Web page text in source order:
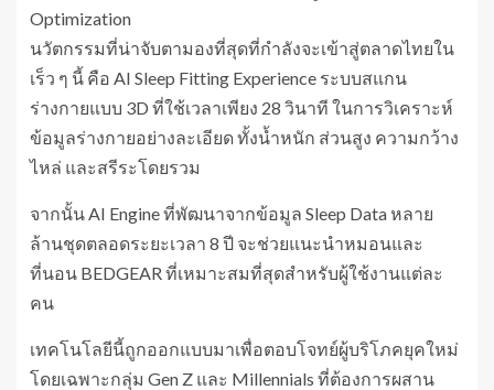
Optimization
นวัตกรรมที่น่าจับตามองที่สุดที่กำลังจะเข้าสู่ตลาดไทยใน
เร็ว ๆ นี้ คือ AI Sleep Fitting Experience ระบบสแกน
ร่างกายแบบ 3D ที่ใช้เวลาเพียง 28 วินาที ในการวิเคราะห์
ข้อมูลร่างกายอย่างละเอียด ทั้งน้ำหนัก ส่วนสูง ความกว้าง
ไหล่ และสรีระโดยรวม
จากนั้น AI Engine ที่พัฒนาจากข้อมูล Sleep Data หลาย
ล้านชุดตลอดระยะเวลา 8 ปี จะช่วยแนะนำหมอนและ
ที่นอน BEDGEAR ที่เหมาะสมที่สุดสำหรับผู้ใช้งานแต่ละ
คน
เทคโนโลยีนี้ถูกออกแบบมาเพื่อตอบโจทย์ผู้บริโภคยุคใหม่
โดยเฉพาะกลุ่ม Gen Z และ Millennials ที่ต้องการผสาน